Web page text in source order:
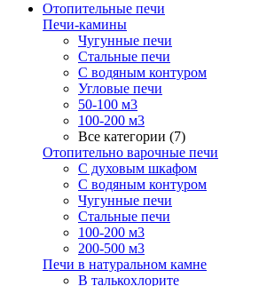
Отопительные печи
Печи-камины
Чугунные печи
Стальные печи
С водяным контуром
Угловые печи
50-100 м3
100-200 м3
Все категории (7)
Отопительно варочные печи
С духовым шкафом
С водяным контуром
Чугунные печи
Стальные печи
100-200 м3
200-500 м3
Печи в натуральном камне
В талькохлорите